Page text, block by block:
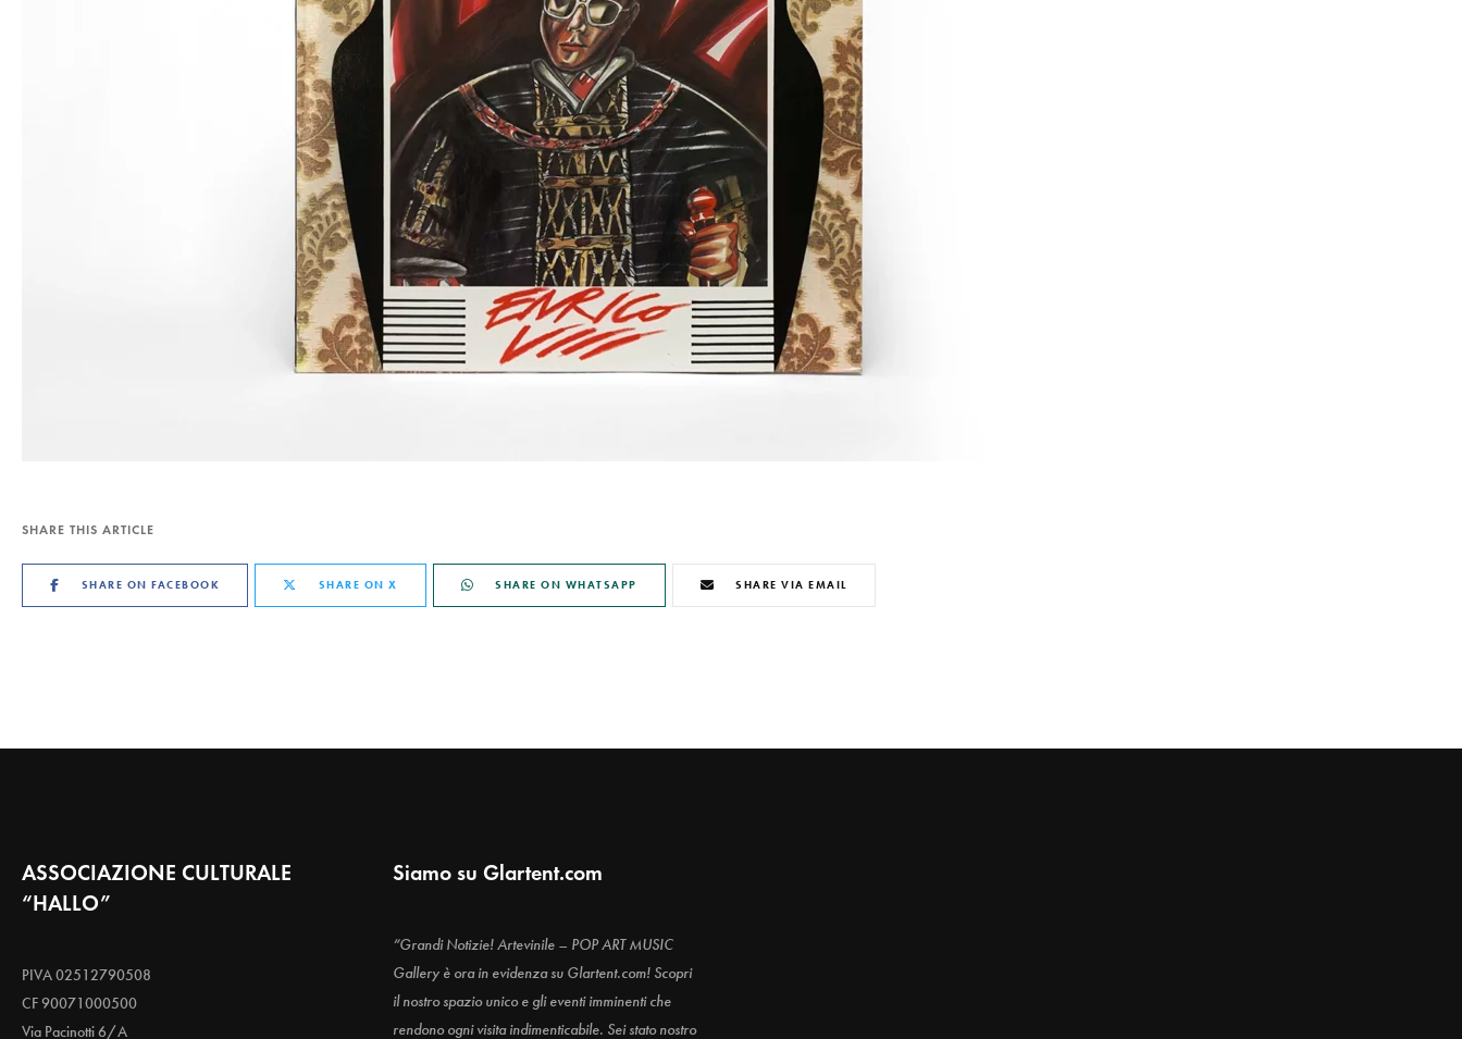
SHARE THIS ARTICLE
SHARE ON FACEBOOK SHARE ON X SHARE ON WHATSAPP SHARE VIA EMAIL
ASSOCIAZIONE CULTURALE
“HALLO”
PIVA 02512790508
CF 90071000500
Via Pacinotti 6/A
Siamo su Glartent.com
“Grandi Notizie! Artevinile – POP ART MUSIC
Gallery è ora in evidenza su Glartent.com! Scopri
il nostro spazio unico e gli eventi imminenti che
rendono ogni visita indimenticabile. Sei stato nostro